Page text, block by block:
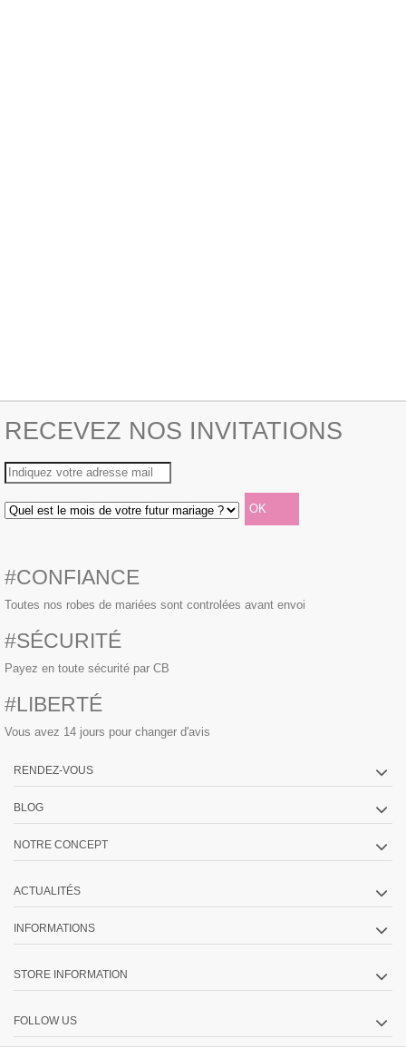
RECEVEZ NOS INVITATIONS
#CONFIANCE
Toutes nos robes de mariées sont controlées avant envoi
#SÉCURITÉ
Payez en toute sécurité par CB
#LIBERTÉ
Vous avez 14 jours pour changer d'avis
RENDEZ-VOUS
BLOG
NOTRE CONCEPT
ACTUALITÉS
INFORMATIONS
STORE INFORMATION
FOLLOW US